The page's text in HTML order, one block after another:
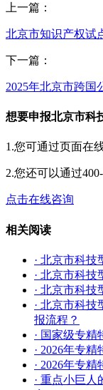
上一篇：
北京市知识产权试
下一篇：
2025年北京市跨国
想要申报北京市科
1.您可通过页面在
2.您还可以通过
点击在线咨询
相关阅读
· 北京市科技
· 北京市科技
· 北京市科技
· 北京市科
报流程？
· 国家级专精
· 2026年专
· 2026年专
· 重点小巨